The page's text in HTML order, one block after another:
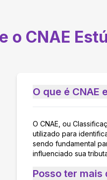
o CNAE
O que é CNAE
O CNAE, ou
utilizado para
sendo fundamental
influenciado sua
Posso ter mais